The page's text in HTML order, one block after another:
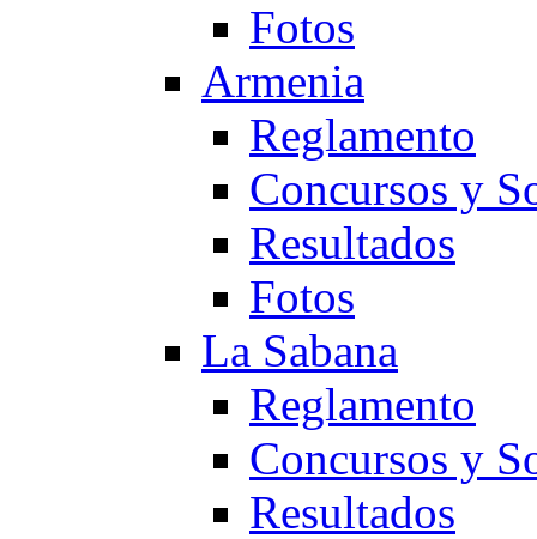
Fotos
Armenia
Reglamento
Concursos y
Resultados
Fotos
La Sabana
Reglamento
Concursos y
Resultados